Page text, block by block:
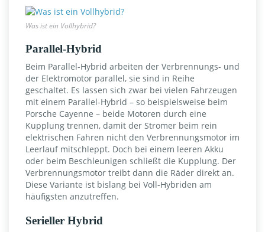
Was ist ein Vollhybrid?
Parallel-Hybrid
Beim Parallel-Hybrid arbeiten der Verbrennungs- und
der Elektromotor parallel, sie sind in Reihe
geschaltet. Es lassen sich zwar bei vielen Fahrzeugen
mit einem Parallel-Hybrid – so beispielsweise beim
Porsche Cayenne – beide Motoren durch eine
Kupplung trennen, damit der Stromer beim rein
elektrischen Fahren nicht den Verbrennungsmotor im
Leerlauf mitschleppt. Doch bei einem leeren Akku
oder beim Beschleunigen schließt die Kupplung. Der
Verbrennungsmotor treibt dann die Räder direkt an.
Diese Variante ist bislang bei Voll-Hybriden am
häufigsten anzutreffen.
Serieller Hybrid